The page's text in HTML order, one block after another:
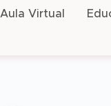
Aula Virtual